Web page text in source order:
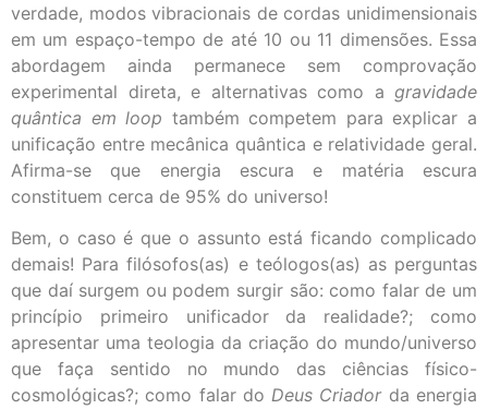
verdade, modos vibracionais de cordas unidimensionais
em um espaço-tempo de até 10 ou 11 dimensões. Essa
abordagem ainda permanece sem comprovação
experimental direta, e alternativas como a gravidade
quântica em loop também competem para explicar a
unificação entre mecânica quântica e relatividade geral.
Afirma-se que energia escura e matéria escura
constituem cerca de 95% do universo!
Bem, o caso é que o assunto está ficando complicado
demais! Para filósofos(as) e teólogos(as) as perguntas
que daí surgem ou podem surgir são: como falar de um
princípio primeiro unificador da realidade?; como
apresentar uma teologia da criação do mundo/universo
que faça sentido no mundo das ciências físico-
cosmológicas?; como falar doDeus Criadorda energia